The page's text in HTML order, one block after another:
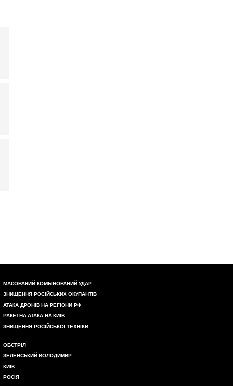
МАСОВАНИЙ КОМБІНОВАНИЙ УДАР
ЗНИЩЕННЯ РОСІЙСЬКИХ ОКУПАНТІВ
АТАКА ДРОНІВ НА РЕГІОНИ РФ
РАКЕТНА АТАКА НА КИЇВ
ЗНИЩЕННЯ РОСІЙСЬКОЇ ТЕХНІКИ
ОБСТРІЛ
ЗЕЛЕНСЬКИЙ ВОЛОДИМИР
КИЇВ
РОСІЯ